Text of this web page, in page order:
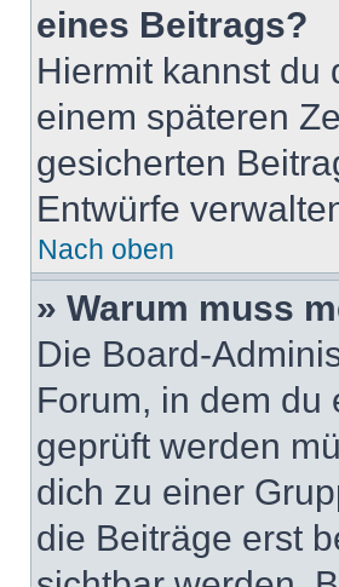
eines Beitrags?
Hiermit kannst du
einem späteren
gesicherten
Entwürfe
Nach oben
» Warum muss
Die Board-
Forum, in dem du
geprüft werden
dich zu einer
die Beiträge erst